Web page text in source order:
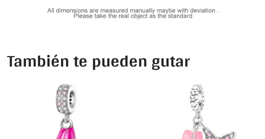
También te pueden gutar